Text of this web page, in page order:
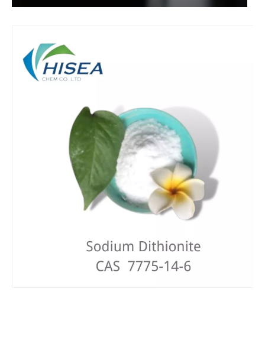
무수아황산나트륨